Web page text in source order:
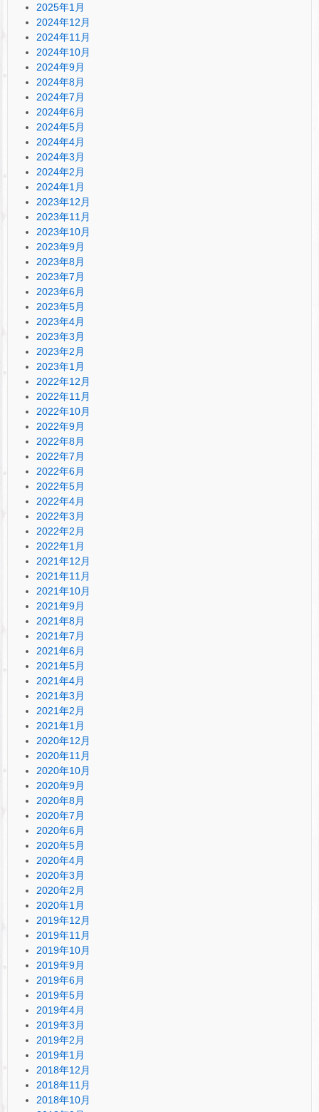
2025年1月
2024年12月
2024年11月
2024年10月
2024年9月
2024年8月
2024年7月
2024年6月
2024年5月
2024年4月
2024年3月
2024年2月
2024年1月
2023年12月
2023年11月
2023年10月
2023年9月
2023年8月
2023年7月
2023年6月
2023年5月
2023年4月
2023年3月
2023年2月
2023年1月
2022年12月
2022年11月
2022年10月
2022年9月
2022年8月
2022年7月
2022年6月
2022年5月
2022年4月
2022年3月
2022年2月
2022年1月
2021年12月
2021年11月
2021年10月
2021年9月
2021年8月
2021年7月
2021年6月
2021年5月
2021年4月
2021年3月
2021年2月
2021年1月
2020年12月
2020年11月
2020年10月
2020年9月
2020年8月
2020年7月
2020年6月
2020年5月
2020年4月
2020年3月
2020年2月
2020年1月
2019年12月
2019年11月
2019年10月
2019年9月
2019年6月
2019年5月
2019年4月
2019年3月
2019年2月
2019年1月
2018年12月
2018年11月
2018年10月